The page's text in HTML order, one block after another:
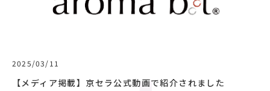
2025/03/11
【メディア掲載】京セラ公式動画で紹介されました